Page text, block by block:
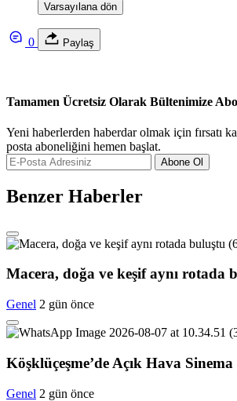
Varsayılana dön
0 Paylaş
Tamamen Ücretsiz Olarak Bültenimize
Yeni haberlerden haberdar olmak için fırsatı
posta aboneliğini hemen başlat.
Abone Ol
Benzer Haberler
Macera, doğa ve keşif aynı rotada
Genel 2 gün önce
Köşklüçeşme’de Açık Hava
Genel 2 gün önce